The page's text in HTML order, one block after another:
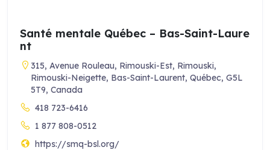
Santé mentale Québec – Bas-Saint-Laure
nt
315, Avenue Rouleau, Rimouski-Est, Rimouski,
Rimouski-Neigette, Bas-Saint-Laurent, Québec, G5L
5T9, Canada
418 723-6416
1 877 808-0512
https://smq-bsl.org/